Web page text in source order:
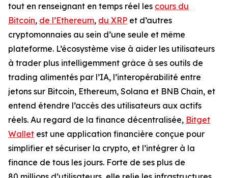
tout en renseignant en temps réel les cours du
Bitcoin, de l’Ethereum, du XRP et d’autres
cryptomonnaies au sein d’une seule et même
plateforme. L’écosystème vise à aider les utilisateurs
à trader plus intelligemment grâce à ses outils de
trading alimentés par l’IA, l’interopérabilité entre
jetons sur Bitcoin, Ethereum, Solana et BNB Chain, et
entend étendre l’accès des utilisateurs aux actifs
réels. Au regard de la finance décentralisée, Bitget
Wallet est une application financière conçue pour
simplifier et sécuriser la crypto, et l’intégrer à la
finance de tous les jours. Forte de ses plus de